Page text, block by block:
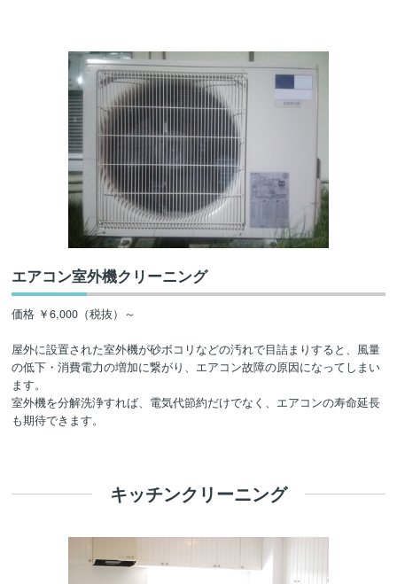
エアコン室外機クリーニング
価格 ￥6,000（税抜）～
屋外に設置された室外機が砂ボコリなどの汚れで目詰まりすると、風量
の低下・消費電力の増加に繋がり、エアコン故障の原因になってしまい
ます。
室外機を分解洗浄すれば、電気代節約だけでなく、エアコンの寿命延長
も期待できます。
キッチンクリーニング